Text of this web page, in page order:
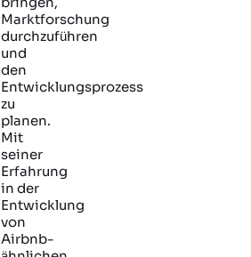
Marktforschung
durchzuführen
und
den
Entwicklungsprozess
zu
planen.
Mit
seiner
Erfahrung
in der
Entwicklung
von
Airbnb-